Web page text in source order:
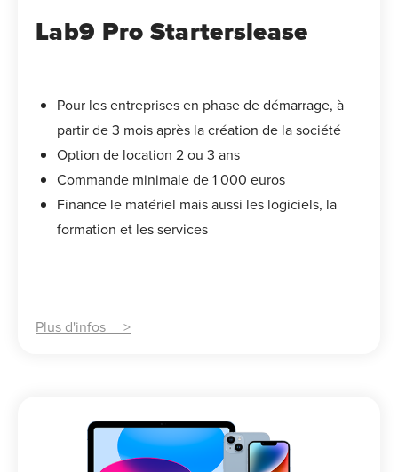
Lab9 Pro Starterslease
Pour les entreprises en phase de démarrage, à
partir de 3 mois après la création de la société
Option de location 2 ou 3 ans
Commande minimale de 1 000 euros
Finance le matériel mais aussi les logiciels, la
formation et les services
Plus d'infos >